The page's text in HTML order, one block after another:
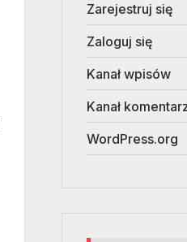
Zarejestruj się
Zaloguj się
Kanał wpisów
Kanał
WordPress.org